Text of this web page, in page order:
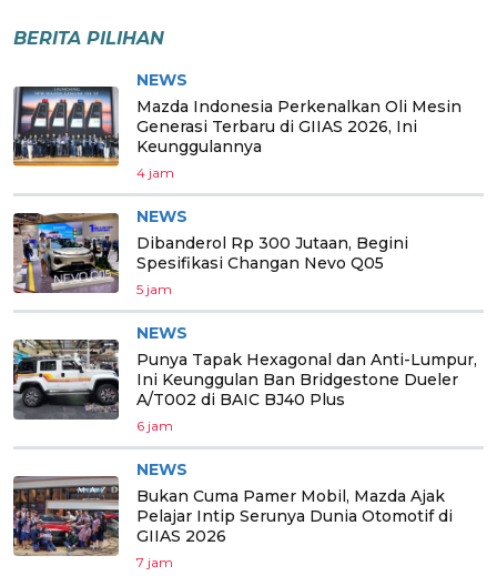
BERITA PILIHAN
NEWS
Mazda Indonesia Perkenalkan Oli Mesin
Generasi Terbaru di GIIAS 2026, Ini
Keunggulannya
4 jam
NEWS
Dibanderol Rp 300 Jutaan, Begini
Spesifikasi Changan Nevo Q05
5 jam
NEWS
Punya Tapak Hexagonal dan Anti-Lumpur,
Ini Keunggulan Ban Bridgestone Dueler
A/T002 di BAIC BJ40 Plus
6 jam
NEWS
Bukan Cuma Pamer Mobil, Mazda Ajak
Pelajar Intip Serunya Dunia Otomotif di
GIIAS 2026
7 jam